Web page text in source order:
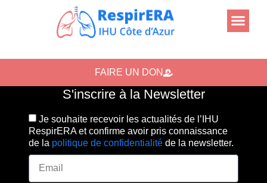
FAIRE UN DON
S'inscrire à la Newsletter
Je souhaite recevoir les actualités de l’IHU
RespirERA et confirme avoir pris connaissance
de la politique de confidentialité de la newsletter.